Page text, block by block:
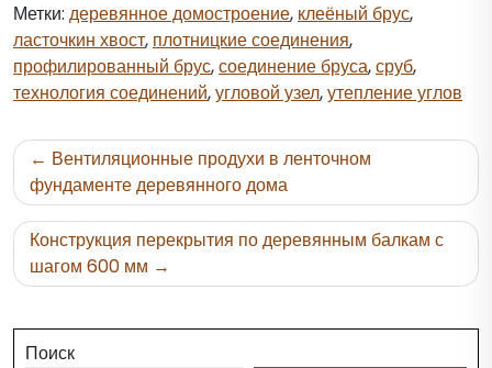
Метки: деревянное домостроение, клеёный брус,
ласточкин хвост, плотницкие соединения,
профилированный брус,соединение бруса,сруб,
технология соединений,угловой узел,утепление углов
Навигация
по
записям
Вентиляционные продухи в ленточном
фундаменте деревянного дома
Конструкция перекрытия по деревянным балкам с
шагом 600 мм
Поиск